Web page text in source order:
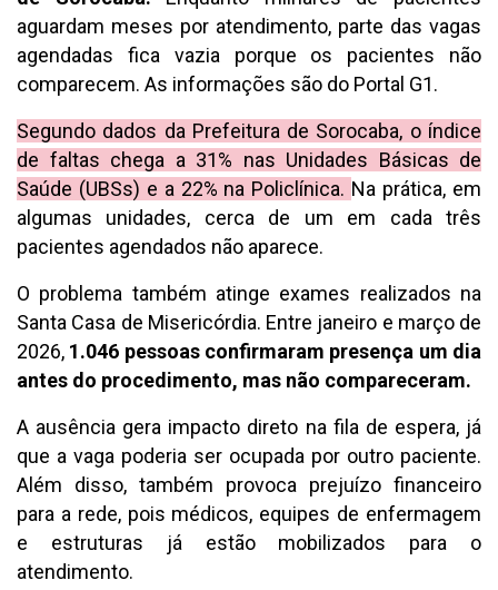
aguardam meses por atendimento, parte das vagas
agendadas fica vazia porque os pacientes não
comparecem. As informações são do Portal G1.
Segundo dados da Prefeitura de Sorocaba, o índice
de faltas chega a 31% nas Unidades Básicas de
Saúde (UBSs) e a 22% na Policlínica. Na prática, em
algumas unidades, cerca de um em cada três
pacientes agendados não aparece.
O problema também atinge exames realizados na
Santa Casa de Misericórdia. Entre janeiro e março de
2026, 1.046 pessoas confirmaram presença um dia
antes do procedimento, mas não compareceram.
A ausência gera impacto direto na fila de espera, já
que a vaga poderia ser ocupada por outro paciente.
Além disso, também provoca prejuízo financeiro
para a rede, pois médicos, equipes de enfermagem
e estruturas já estão mobilizados para o
atendimento.